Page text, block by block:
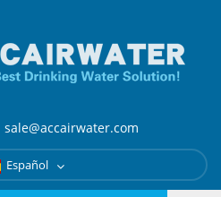
sale@accairwater.com
Español